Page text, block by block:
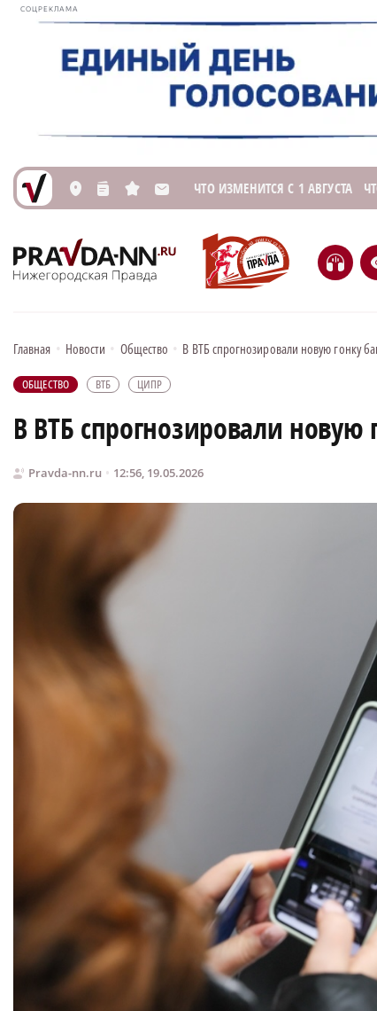
СОЦРЕКЛАМА
L n s M ЧТО ИЗМЕНИТСЯ С 1 АВГУСТА
H
Главная • Новости • Общество • В ВТБ спрогнозировали новую гонку
ОБЩЕСТВО ВТБ ЦИПР
В ВТБ спрогнозировали новую
Pravda-nn.ru 12:56, 19.05.2026